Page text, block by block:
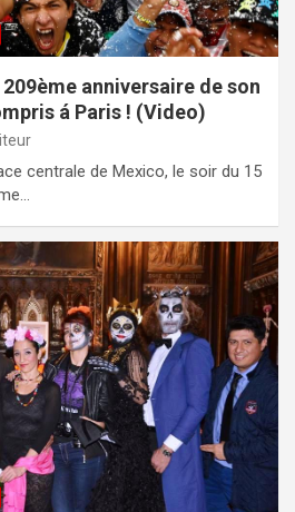
anniversaire de son
á Paris ! (Video)
centrale de Mexico, le soir du 15